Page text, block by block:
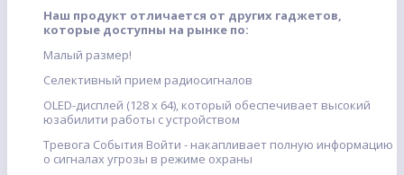
Наш продукт отличается от других гаджетов,
которые доступны на рынке по:
Малый размер!
Селективный прием радиосигналов
OLED-дисплей (128 х 64), который обеспечивает высокий
юзабилити работы с устройством
Тревога События Войти - накапливает полную информацию
о сигналах угрозы в режиме охраны